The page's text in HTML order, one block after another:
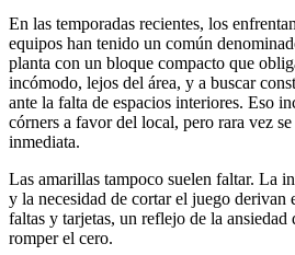
En las temporadas recientes, los
equipos han tenido un común
planta con un bloque compacto que
incómodo, lejos del área, y a buscar
ante la falta de espacios interiores. Eso
córners a favor del local, pero rara vez
inmediata.
Las amarillas tampoco suelen faltar. La
y la necesidad de cortar el juego derivan
faltas y tarjetas, un reflejo de la ansiedad
romper el cero.